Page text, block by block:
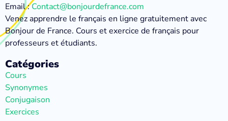
Email :Contact@bonjourdefrance.com
Venez apprendre le français en ligne gratuitement avec
Bonjour de France. Cours et exercice de français pour
professeurs et étudiants.
Catégories
Cours
Synonymes
Conjugaison
Exercices